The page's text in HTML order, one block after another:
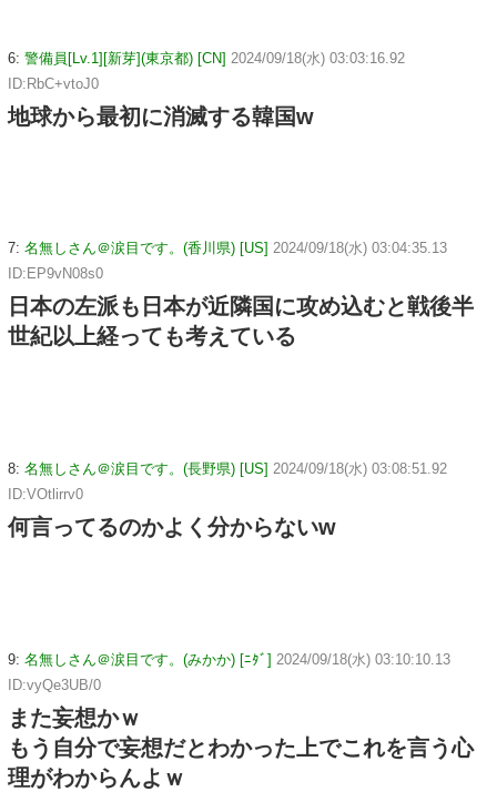
6: 警備員[Lv.1][新芽](東京都) [CN] 2024/09/18(水) 03:03:16.92
ID:RbC+vtoJ0
地球から最初に消滅する韓国w
7: 名無しさん＠涙目です。(香川県) [US] 2024/09/18(水) 03:04:35.13
ID:EP9vN08s0
日本の左派も日本が近隣国に攻め込むと戦後半
世紀以上経っても考えている
8: 名無しさん＠涙目です。(長野県) [US] 2024/09/18(水) 03:08:51.92
ID:VOtlirrv0
何言ってるのかよく分からないw
9: 名無しさん＠涙目です。(みかか) [ﾆﾀﾞ] 2024/09/18(水) 03:10:10.13
ID:vyQe3UB/0
また妄想かｗ
もう自分で妄想だとわかった上でこれを言う心
理がわからんよｗ